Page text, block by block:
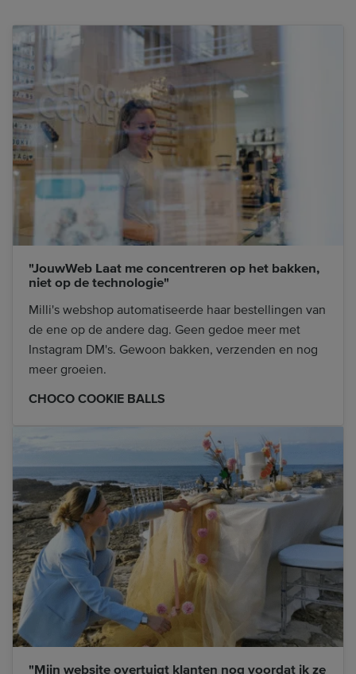
"JouwWeb Laat me concentreren op het bakken,
niet op de technologie"
Milli's webshop automatiseerde haar bestellingen van
de ene op de andere dag. Geen gedoe meer met
Instagram DM's. Gewoon bakken, verzenden en nog
meer groeien.
CHOCO COOKIE BALLS
"Mijn website overtuigt klanten nog voordat ik ze